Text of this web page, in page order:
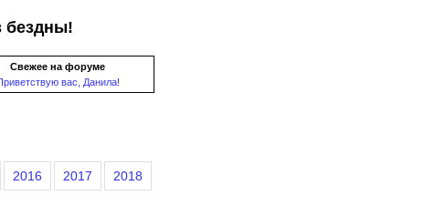
бездны!
Свежее на форуме
вас, Данила!
2016 2017 2018